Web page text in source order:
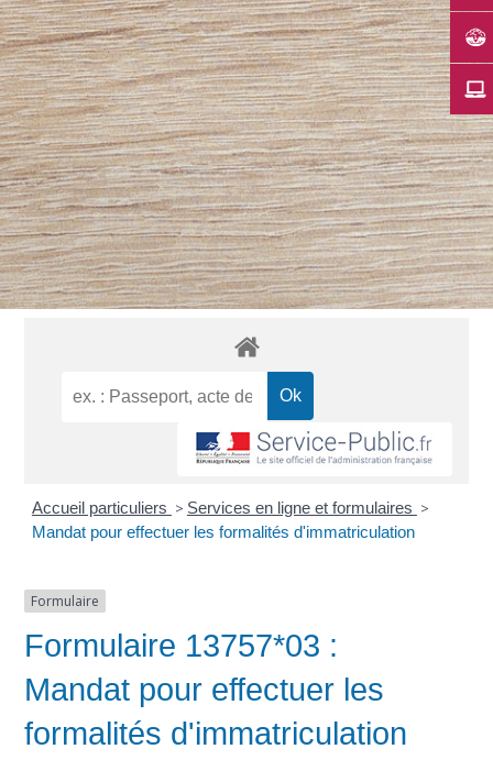
Accueil particuliers > Services en ligne et formulaires >
Mandat pour effectuer les formalités d'immatriculation
Formulaire
Formulaire 13757*03 :
Mandat pour effectuer les
formalités d'immatriculation